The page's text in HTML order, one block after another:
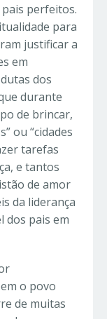
perfeitos.
para
justificar a
em
dos
durante
de brincar,
ou “cidades
tarefas
e tantos
de amor
da liderança
pais em
o povo
de muitas